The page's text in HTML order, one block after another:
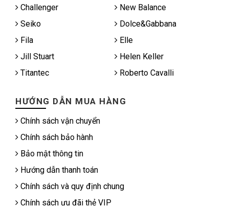
Challenger
New Balance
Seiko
Dolce&Gabbana
Fila
Elle
Jill Stuart
Helen Keller
Titantec
Roberto Cavalli
HƯỚNG DẪN MUA HÀNG
Chính sách vận chuyển
Chính sách bảo hành
Bảo mật thông tin
Hướng dẫn thanh toán
Chính sách và quy định chung
Chính sách ưu đãi thẻ VIP